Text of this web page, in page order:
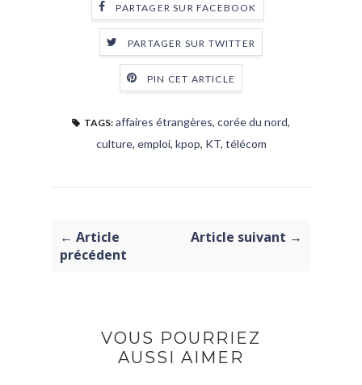
PARTAGER SUR FACEBOOK
PARTAGER SUR TWITTER
PIN CET ARTICLE
TAGS: affaires étrangères, corée du nord,
culture, emploi, kpop, KT, télécom
← Article
précédent
Article suivant →
VOUS POURRIEZ
AUSSI AIMER